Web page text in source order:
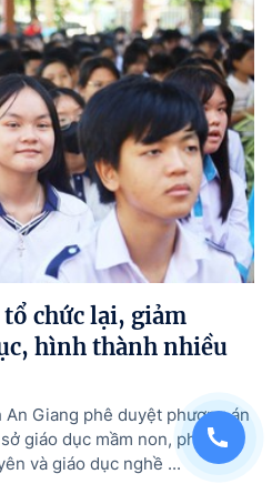
tổ chức lại, giảm
hình thành nhiều
Giang phê duyệt phương án
giáo dục mầm non, phổ
và giáo dục nghề ...